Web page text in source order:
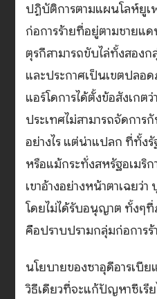
ปฏิบัติการตามแผนโลห์ยูเ
ก่อการร้ายที่อยู่ตามชายแ
ตุรกีสามารถขับไล่ทั้งสองก
และประกาศเป็นเขตปลอ
แอร์โดการได้ตั้งข้อสังเก
ประเทศไม่สามารถจัดการ
อย่างไร แต่น่าแปลก ที่ทั้ง
หรือแม้กระทั่งสหรัฐอเมริ
เขาอ้างอย่างหน้าตาเฉยว่
โดยไม่ได้รับอนุญาต ทั้งๆที่
คือปราบปรามกลุ่มก่อการร้
นโยบายของซาอุดีอารเบี
วิธีเดียวที่จะแก้ปัญหาซีเรี